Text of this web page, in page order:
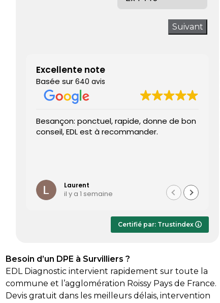
Suivant
Excellente note
Basée sur 640 avis
Besançon: ponctuel, rapide, donne de bon
conseil, EDL est à recommander.
Laurent
il y a 1 semaine
Certifié par: Trustindex
Besoin d’un DPE à Survilliers ?
EDL Diagnostic intervient rapidement sur toute la
commune et l’agglomération Roissy Pays de France.
Devis gratuit dans les meilleurs délais, intervention